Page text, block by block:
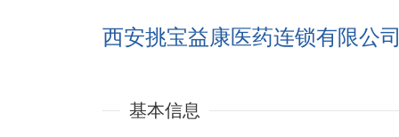
西安挑宝益康医药连锁有限公
基本信息